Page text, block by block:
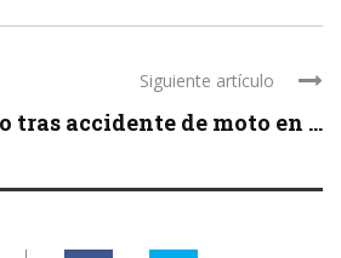
Siguiente artículo
tras accidente de moto en ...